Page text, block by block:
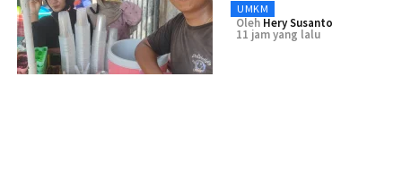
UMKM
Oleh Hery Susanto
11 jam yang lalu